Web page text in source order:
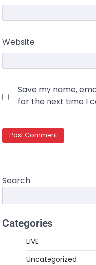
Website
Save my name,
for the next time I
Search
Categories
LIVE
Uncategorized